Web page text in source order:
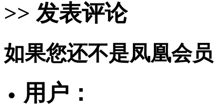
>> 发表评论
如果您还不是凤凰会
用户：